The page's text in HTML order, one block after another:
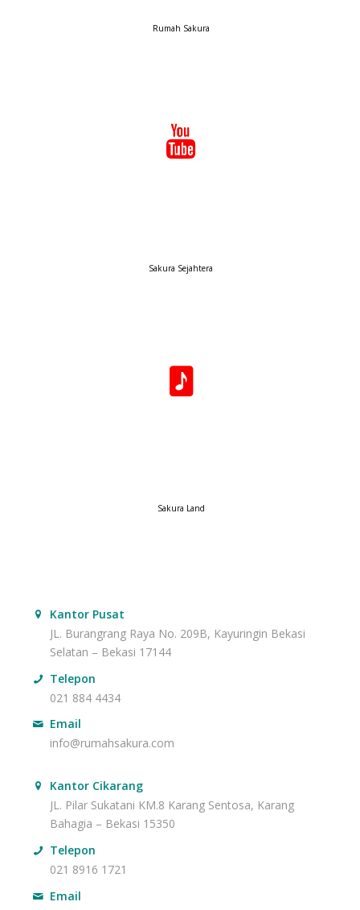
Rumah Sakura
Sakura Sejahtera
Sakura Land
Kantor Pusat
JL. Burangrang Raya No. 209B, Kayuringin Bekasi
Selatan – Bekasi 17144
Telepon
021 884 4434
Email
info@rumahsakura.com
Kantor Cikarang
JL. Pilar Sukatani KM.8 Karang Sentosa, Karang
Bahagia – Bekasi 15350
Telepon
021 8916 1721
Email